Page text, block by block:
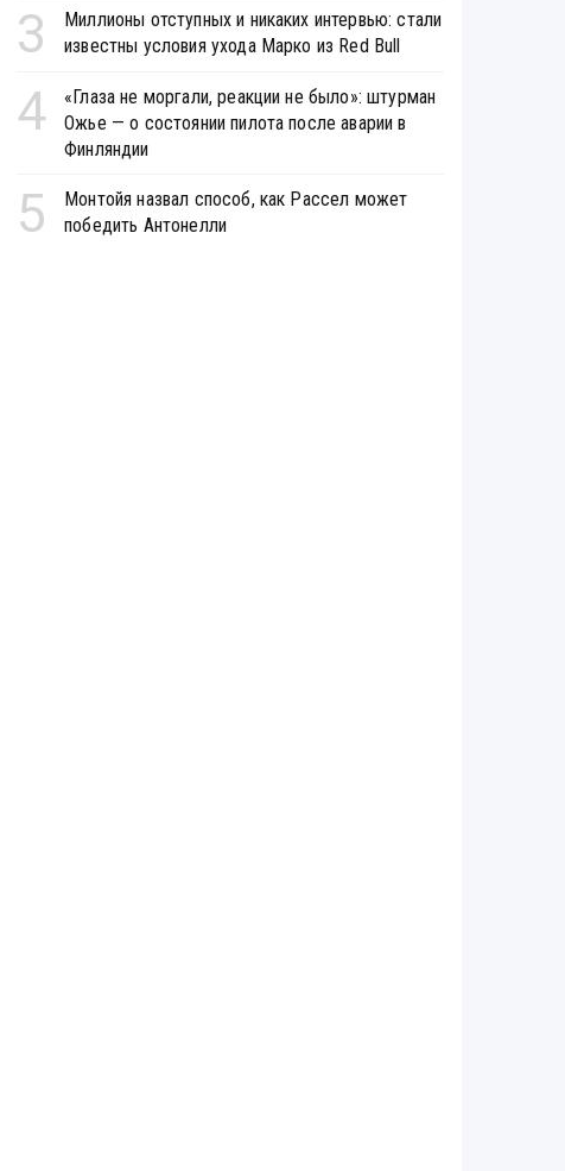
3
Миллионы отступных и никаких интервью: стали
известны условия ухода Марко из Red Bull
4
«Глаза не моргали, реакции не было»: штурман
Ожье — о состоянии пилота после аварии в
Финляндии
5
Монтойя назвал способ, как Рассел может
победить Антонелли